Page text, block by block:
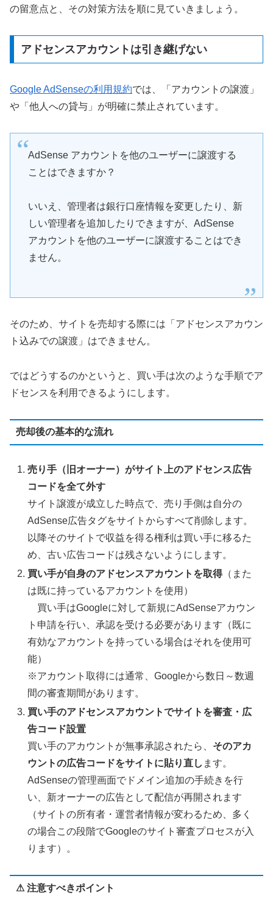
の留意点と、その対策方法を順に見ていきましょう。
アドセンスアカウントは引き継げない
Google AdSenseの利用規約では、「アカウントの譲渡」
や「他人への貸与」が明確に禁止されています。
AdSense アカウントを他のユーザーに譲渡する
ことはできますか？
いいえ、管理者は銀行口座情報を変更したり、新
しい管理者を追加したりできますが、AdSense
アカウントを他のユーザーに譲渡することはでき
ません。
そのため、サイトを売却する際には「アドセンスアカウン
ト込みでの譲渡」はできません。
ではどうするのかというと、買い手は次のような手順でア
ドセンスを利用できるようにします。
売却後の基本的な流れ
売り手（旧オーナー）がサイト上のアドセンス広告
コードを全て外す
サイト譲渡が成立した時点で、売り手側は自分の
AdSense広告タグをサイトからすべて削除します。
以降そのサイトで収益を得る権利は買い手に移るた
め、古い広告コードは残さないようにします。
買い手が自身のアドセンスアカウントを取得（また
は既に持っているアカウントを使用）
買い手はGoogleに対して新規にAdSenseアカウン
ト申請を行い、承認を受ける必要があります（既に
有効なアカウントを持っている場合はそれを使用可
能）
※アカウント取得には通常、Googleから数日～数週
間の審査期間があります。
買い手のアドセンスアカウントでサイトを審査・広
告コード設置
買い手のアカウントが無事承認されたら、 そのアカ
ウントの広告コードをサイトに貼り直し ます。
AdSenseの管理画面でドメイン追加の手続きを行
い、新オーナーの広告として配信が再開されます
（サイトの所有者・運営者情報が変わるため、多く
の場合この段階でGoogleのサイト審査プロセスが入
ります）。
⚠ 注意すべきポイント